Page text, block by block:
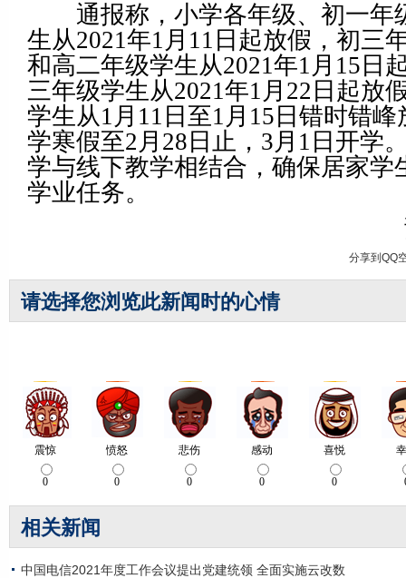
通报称，小学各年级、初一年
生从2021年1月11日起放假，初三
和高二年级学生从2021年1月15日
三年级学生从2021年1月22日起放
学生从1月11日至1月15日错时错
学寒假至2月28日止，3月1日开学
学与线下教学相结合，确保居家学
学业任务。
分享到 QQ
请选择您浏览此新闻时的心情
相关新闻
中国电信2021年度工作会议提出党建统领 全面实施云改数